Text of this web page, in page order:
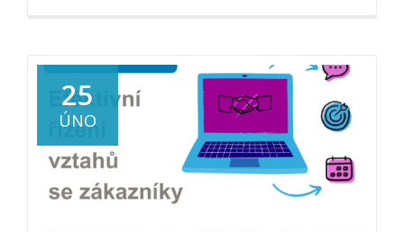
akce:
laser
game
a
večeře,
11.
25
ÚNO